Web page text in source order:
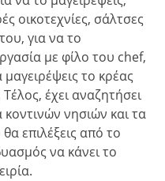
οικοτεχνίες, σάλτσες
για να το
με φίλο του chef,
μαγειρέψεις το κρέας
Τέλος, έχει αναζητήσει
κοντινών νησιών και τα
επιλέξεις από το
να κάνει το